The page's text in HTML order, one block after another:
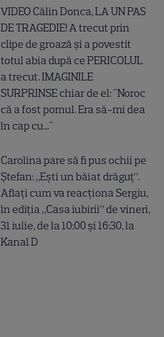
VIDEO Călin Donca, LA UN PAS
DE TRAGEDIE! A trecut prin
clipe de groază și a povestit
totul abia după ce PERICOLUL
a trecut. IMAGINILE
SURPRINSE chiar de el: "Noroc
că a fost pomul. Era să-mi dea
în cap cu..."
Carolina pare să fi pus ochii pe
Ștefan: „Ești un băiat drăguț”.
Aflați cum va reacționa Sergiu,
în ediția „Casa iubirii” de vineri,
31 iulie, de la 10:00 și 16:30, la
Kanal D